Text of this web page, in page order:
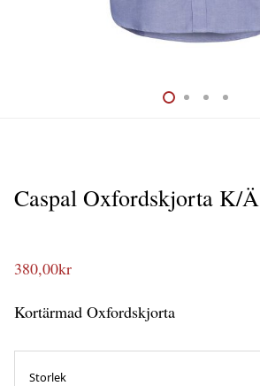
Caspal Oxfordskjorta K/Ä
380,00kr
Kortärmad Oxfordskjorta
Storlek